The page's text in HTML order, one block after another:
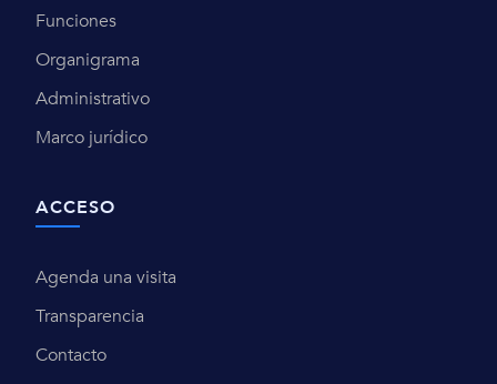
Funciones
Organigrama
Administrativo
Marco jurídico
ACCESO
Agenda una visita
Transparencia
Contacto